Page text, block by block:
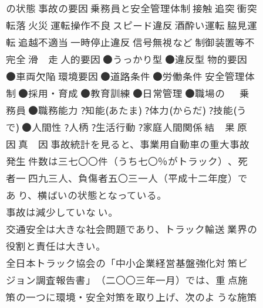
の状態 事故の要因 乗務員と安全管理体制 接触 追突 衝突
転落 火災 運転操作不良 スピード違反 酒酔い運転 脇見運
転 追越不適当 一時停止違反 信号無視など 制御装置等不
完全 滑 走 人的要因 ●うっかり型 ●違反型 物的要因
●車両欠陥 環境要因 ●道路条件 ●労働条件 安全管理体
制 ●採用・育成 ●教育訓練 ●日常管理 ●職場の 乗
務員 ●職務能力 ?知能(あたま) ?体力(からだ) ?技能(う
で) ●人間性 ?人柄 ?生活行動 ?家庭人間関係 結 果 原
因 真 因 事故統計を見ると、事業用自動車の重大事故
発生 件数は三七〇〇件（うち七〇％がトラック）、死
者一 四九三人、負傷者五〇三一人（平成十二年度）で
あ り、横ばいの状態となっている。
事故は減少していな い。
交通安全は大きな社会問題であり、トラック輸送 業界の
役割と責任は大きい。
全日本トラック協会の「中小企業経営基盤強化対 策ビ
ジョン調査報告書」（二〇〇三年一月）では、重 点施
策の一つに環境・安全対策を取り上げ、次のよ うな施策